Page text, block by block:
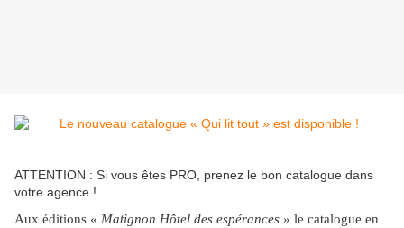
ATTENTION : Si vous êtes PRO, prenez le bon catalogue dans
votre agence !
Aux éditions « Matignon Hôtel des espérances » le catalogue en